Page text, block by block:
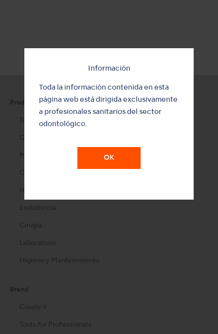
Información
Toda la información contenida en esta
página web está dirigida exclusivamente
a profesionales sanitarios del sector
odontológico.
OK
Productos
Turbinas Neumáticas
Contra-ángulos
Micromotores Clínicos
Clínica Dental Móvil
Higiene Bucal
Endodoncia
Cirugía
Laboratorio
Higiene y Mantenimiento
Brand
Create it
Tools for Professionals